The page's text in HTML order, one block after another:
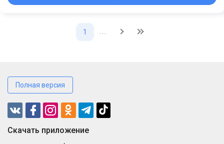
1 ...
Полная версия
Cкачать приложение